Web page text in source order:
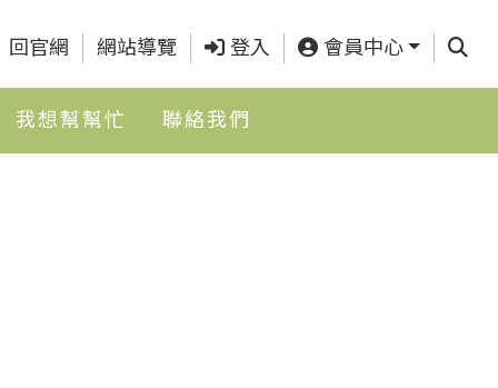
回官網 網站導覽 登入 會員中心 查詢
我想幫幫忙 聯絡我們